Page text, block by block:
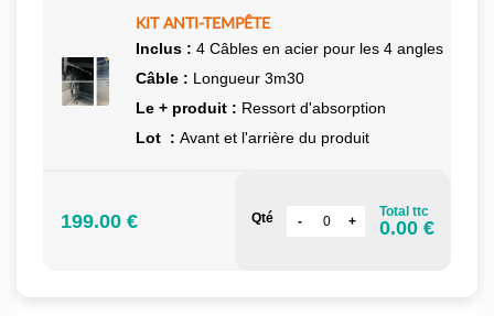
KIT ANTI-TEMPÊTE
Inclus : 4 Câbles en acier pour les 4 angles
Câble : Longueur 3m30
Le + produit : Ressort d'absorption
Lot : Avant et l'arrière du produit
199.00 € Qté Total ttc
0.00 €